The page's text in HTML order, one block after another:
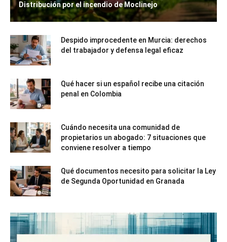
Distribución por el incendio de Moclinejo
Despido improcedente en Murcia: derechos
del trabajador y defensa legal eficaz
Qué hacer si un español recibe una citación
penal en Colombia
Cuándo necesita una comunidad de
propietarios un abogado: 7 situaciones que
conviene resolver a tiempo
Qué documentos necesito para solicitar la Ley
de Segunda Oportunidad en Granada